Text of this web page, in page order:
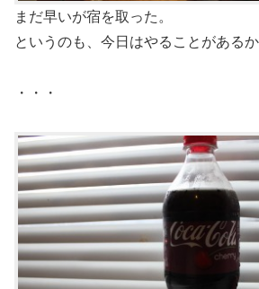
まだ早いが宿を取った。
というのも、今日はやることがあるか
・・・